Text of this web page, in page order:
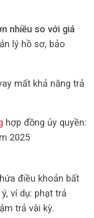
nhiều so với giá
lý hồ sơ, bảo
mất khả năng trả
hợp đồng ủy quyền:
2025
điều khoản bất
ví dụ: phạt trả
trả vài kỳ.